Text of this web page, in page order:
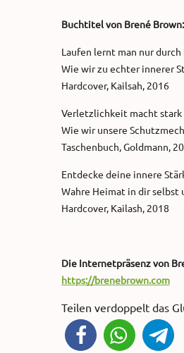
Buchtitel von Brené Brown:
Laufen lernt man nur
Wie wir zu echter innerer
Hardcover, Kailsah, 2016
Verletzlichkeit macht stark
Wie wir unsere
Taschenbuch, Goldmann,
Entdecke deine innere
Wahre Heimat in dir
Hardcover, Kailash, 2018
Die Internetpräsenz von
https://brenebrown.com
Teilen verdoppelt das